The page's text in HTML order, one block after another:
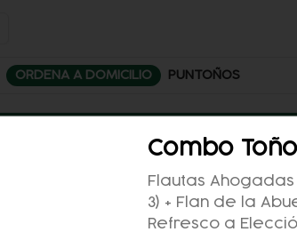
ORDENA A DOMICILIO PUNTOÑOS
Combo
Flautas
3) + Flan de la
Refresco a